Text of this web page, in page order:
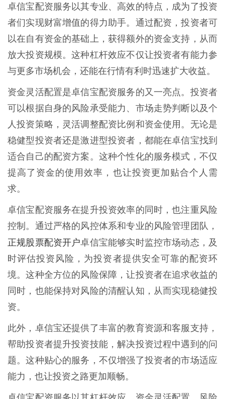
卓信宝配资服务以其专业、高效的特点，成为了投资
者们实现财富增值的得力助手。通过配资，投资者可
以在自有资金的基础上，获得额外的资金支持，从而
放大投资规模。这种杠杆效应不仅让投资者有能力参
与更多市场机会，还能在行情有利时迅速扩大收益。
资金灵活配置是卓信宝配资服务的又一亮点。投资者
可以根据自身的风险承受能力、市场走势判断以及个
人投资策略，灵活调整配资比例和资金使用。无论是
稳健型投资者还是激进型投资者，都能在卓信宝找到
适合自己的配资方案。这种个性化的服务模式，不仅
提高了资金的使用效率，也让投资更加贴合个人需
求。
卓信宝配资服务在提升投资效率的同时，也注重风险
控制。通过严格的风控体系和专业的风险管理团队，
正规股票配资开户卓信宝能够实时监控市场动态，及
时评估投资风险，为投资者提供安全可靠的配资环
境。这种全方位的风险保障，让投资者在追求收益的
同时，也能保持对风险的清醒认知，从而实现稳健投
资。
此外，卓信宝还提供了丰富的教育资源和客服支持，
帮助投资者提升投资技能，解决投资过程中遇到的问
题。这种贴心的服务，不仅增强了投资者的市场适应
能力，也让投资之路更加顺畅。